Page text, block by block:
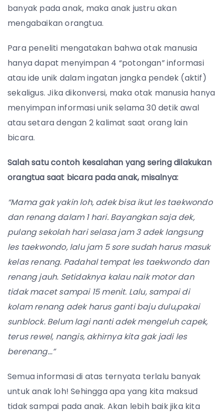
banyak pada anak, maka anak justru akan
mengabaikan orangtua.
Para peneliti mengatakan bahwa otak manusia
hanya dapat menyimpan 4 “potongan” informasi
atau ide unik dalam ingatan jangka pendek (aktif)
sekaligus. Jika dikonversi, maka otak manusia hanya
menyimpan informasi unik selama 30 detik awal
atau setara dengan 2 kalimat saat orang lain
bicara.
Salah satu contoh kesalahan yang sering dilakukan
orangtua saat bicara pada anak, misalnya:
“Mama gak yakin loh, adek bisa ikut les taekwondo
dan renang dalam 1 hari. Bayangkan saja dek,
pulang sekolah hari selasa jam 3 adek langsung
les taekwondo, lalu jam 5 sore sudah harus masuk
kelas renang. Padahal tempat les taekwondo dan
renang jauh. Setidaknya kalau naik motor dan
tidak macet sampai 15 menit. Lalu, sampai di
kolam renang adek harus ganti baju dulu,pakai
sunblock. Belum lagi nanti adek mengeluh capek,
terus rewel, nangis, akhirnya kita gak jadi les
berenang…”
Semua informasi di atas ternyata terlalu banyak
untuk anak loh! Sehingga apa yang kita maksud
tidak sampai pada anak. Akan lebih baik jika kita